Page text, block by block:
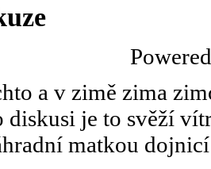
a v zimě zima
diskusi je to svěží
matkou